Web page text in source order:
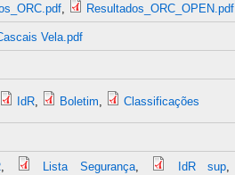
Resultados_ORC_OPEN.pdf
Vela.pdf
IdR Boletim Classificações
, Lista Segurança IdR sup